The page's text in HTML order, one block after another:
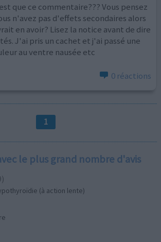
que ce commentaire??? Vous pensez
n'avez pas d'effets secondaires alors
en avoir? Lisez la notice avant de dire
J'ai pris un cachet et j'ai passé une
au ventre nausée etc
0 réactions
1
le plus grand nombre d'avis
(à action lente)